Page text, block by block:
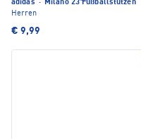
adidas · Milano 23 Fußballstutzen
Herren
€ 9,99